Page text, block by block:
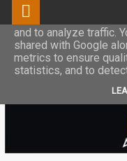
This site uses
and to analyze traffic.
shared with Google
metrics to ensure
statistics, and to